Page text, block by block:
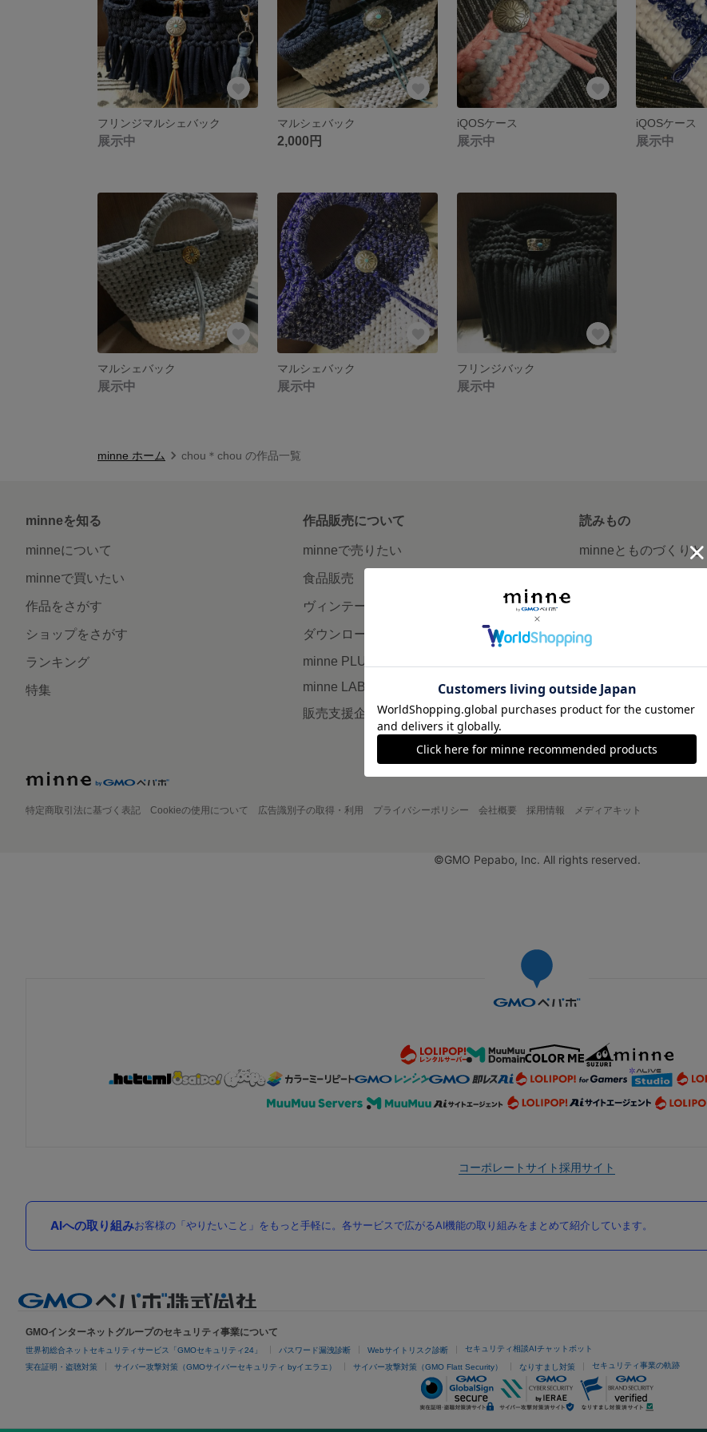
フリンジマルシェバック
展示中
マルシェバック
2,000円
iQOSケース
展示中
iQOSケース
展示中
マルシェバック
展示中
マルシェバック
展示中
フリンジバック
展示中
minne ホーム chou＊chou の作品一覧
minneを知る
minneについて
minneで買いたい
作品をさがす
ショップをさがす
ランキング
特集
作品販売について
minneで売りたい
食品販売
ヴィンテージ販売
ダウンロード販売
minne PLUS
minne LAB
販売支援企画・イベント
読みもの
minneとものづくりと
minneの本
広告出稿について
特定商取引法に基づく表記 Cookieの使用について 広告識別子の取得・利用 プライバシーポリシー 会社概要 採用情報 メディアキット
©GMO Pepabo, Inc. All rights reserved.
コーポレートサイト採用サイト
AIへの取り組みお客様の「やりたいこと」をもっと手軽に。各サービスで広がるAI機能の取り組みをまとめて紹介しています。
GMOインターネットグループのセキュリティ事業について
世界初総合ネットセキュリティサービス「GMOセキュリティ24」 パスワード漏洩診断 Webサイトリスク診断 セキュリティ相談AIチャットボット
実在証明・盗聴対策 サイバー攻撃対策（GMOサイバーセキュリティ byイエラエ） サイバー攻撃対策（GMO Flatt Security） なりすまし対策 セキュリティ事業の軌跡